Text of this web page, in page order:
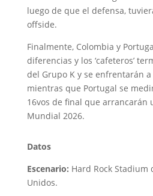
luego de que el defensa,
offside.
Finalmente, Colombia y
diferencias y los ‘cafeteros’
del Grupo K y se enfrentarán a
mientras que Portugal se
16vos de final que arrancarán
Mundial 2026.
Datos
Escenario: Hard Rock Stadium
Unidos.